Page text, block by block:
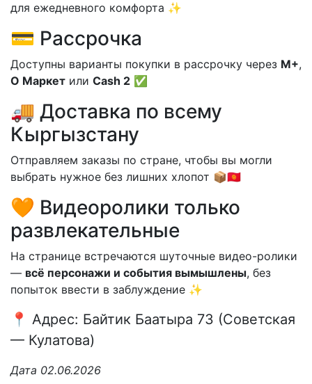
для ежедневного комфорта ✨
💳 Рассрочка
Доступны варианты покупки в рассрочку через М+,
О Маркет или Cash 2 ✅
🚚 Доставка по всему
Кыргызстану
Отправляем заказы по стране, чтобы вы могли
выбрать нужное без лишних хлопот 📦🇰🇬
🧡 Видеоролики только
развлекательные
На странице встречаются шуточные видео-ролики
— всё персонажи и события вымышлены, без
попыток ввести в заблуждение ✨
📍 Адрес: Байтик Баатыра 73 (Советская
— Кулатова)
Дата 02.06.2026